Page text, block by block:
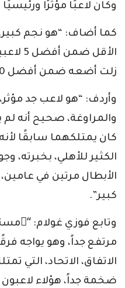
وكان لاعبًا مؤثرًا
كما أضاف: “هو نجم
الأقل
زلت أضعه ضمن أفضل 10 لاعبين عالميًا”.
وأردف: “هو لاعب جد مؤثر،
والمراوغة، صحيح أنه
كان يمتلكهما سابقًا
الكثير للأهلي، بخبرته،
الأبطال مرتين في عامين،
كبير”.
وتابع فوزي غولام:
مرتفع جداً، وهو يواجه
الاتفاق، الاتحاد، التي
ضخمة جداً، هؤلاء لاعبون